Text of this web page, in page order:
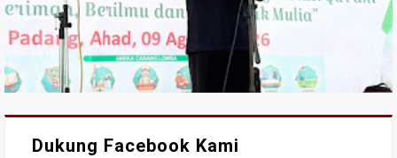
Dukung Facebook Kami